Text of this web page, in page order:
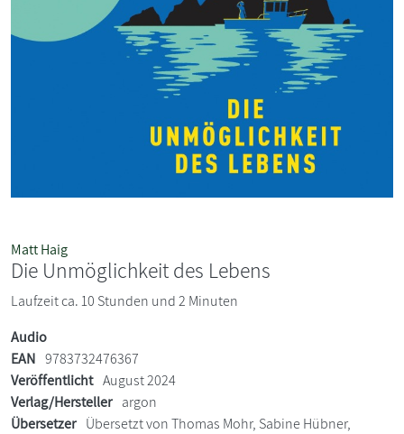
Matt Haig
Die Unmöglichkeit des Lebens
Laufzeit ca. 10 Stunden und 2 Minuten
Audio
EAN 9783732476367
Veröffentlicht August 2024
Verlag/Hersteller argon
Übersetzer Übersetzt von Thomas Mohr, Sabine Hübner,